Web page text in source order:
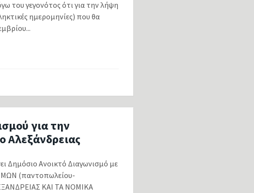
του γεγονότος ότι για την λήψη
ημερομηνίες) που θα
για την
Αλεξάνδρειας
Δημόσιο Ανοικτό Διαγωνισμό με
(παντοπωλείου-
ΚΑΙ ΤΑ ΝΟΜΙΚΑ